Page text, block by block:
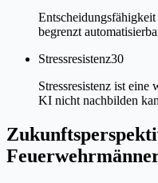
begrenzt
Stressresistenz30
Stressresistenz ist
KI nicht nachbilden